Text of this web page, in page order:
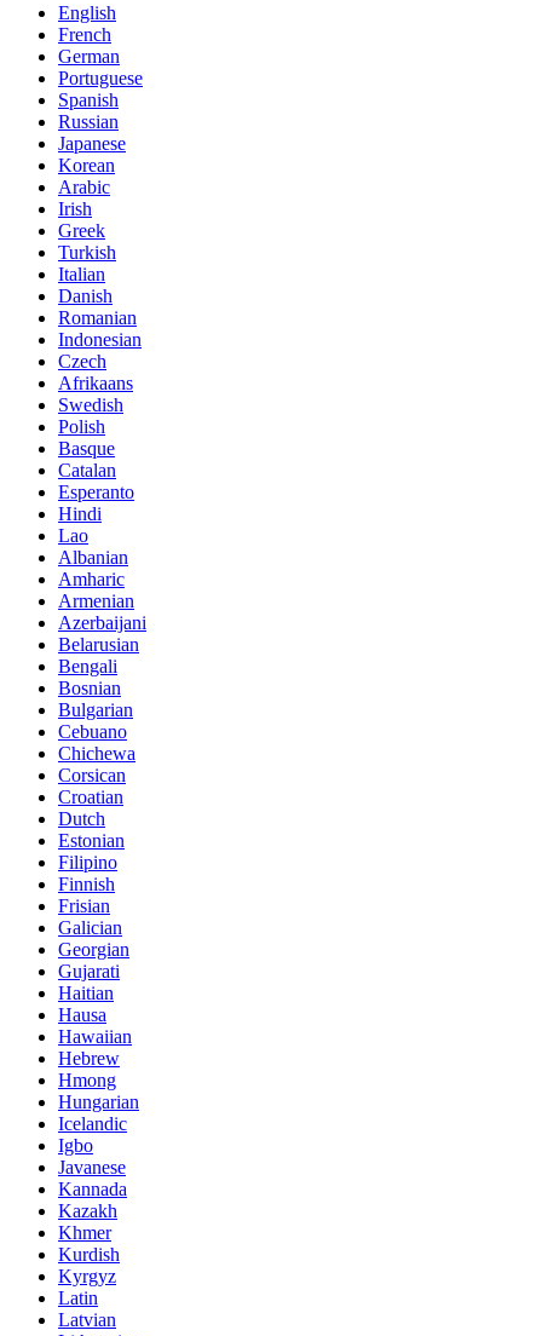
English
French
German
Portuguese
Spanish
Russian
Japanese
Korean
Arabic
Irish
Greek
Turkish
Italian
Danish
Romanian
Indonesian
Czech
Afrikaans
Swedish
Polish
Basque
Catalan
Esperanto
Hindi
Lao
Albanian
Amharic
Armenian
Azerbaijani
Belarusian
Bengali
Bosnian
Bulgarian
Cebuano
Chichewa
Corsican
Croatian
Dutch
Estonian
Filipino
Finnish
Frisian
Galician
Georgian
Gujarati
Haitian
Hausa
Hawaiian
Hebrew
Hmong
Hungarian
Icelandic
Igbo
Javanese
Kannada
Kazakh
Khmer
Kurdish
Kyrgyz
Latin
Latvian